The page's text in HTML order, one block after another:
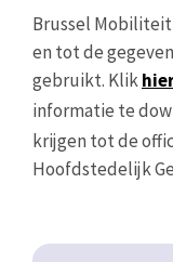
Brussel
en tot de
gebruikt. Klik
informatie te
krijgen tot de
Hoofdstedelijk